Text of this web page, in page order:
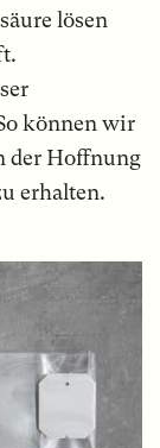
lösen
können wir
der Hoffnung
erhalten.